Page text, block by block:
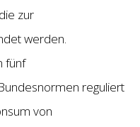
zur
werden.
fünf
reguliert
von